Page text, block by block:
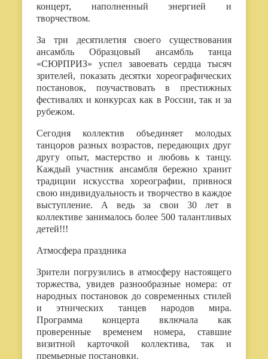
концерт, наполненный энергией и
творчеством.
За три десятилетия своего существования
ансамбль Образцовый ансамбль танца
«СЮРПРИЗ» успел завоевать сердца тысяч
зрителей, показать десятки хореографических
постановок, поучаствовать в престижных
фестивалях и конкурсах как в России, так и за
рубежом.
Сегодня коллектив объединяет молодых
танцоров разных возрастов, передающих друг
другу опыт, мастерство и любовь к танцу.
Каждый участник ансамбля бережно хранит
традиции искусства хореографии, привнося
свою индивидуальность и творчество в каждое
выступление. А ведь за свои 30 лет в
коллективе занималось более 500 талантливых
детей!!!
Атмосфера праздника
Зрители погрузились в атмосферу настоящего
торжества, увидев разнообразные номера: от
народных постановок до современных стилей
и этнических танцев народов мира.
Программа концерта включала как
проверенные временем номера, ставшие
визитной карточкой коллектива, так и
премьерные постановки.